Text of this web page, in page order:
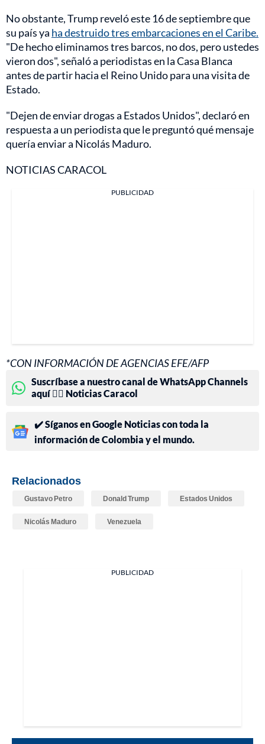
No obstante, Trump reveló este 16 de septiembre que
su país ya ha destruido tres embarcaciones en el Caribe.
"De hecho eliminamos tres barcos, no dos, pero ustedes
vieron dos", señaló a periodistas en la Casa Blanca
antes de partir hacia el Reino Unido para una visita de
Estado.
"Dejen de enviar drogas a Estados Unidos", declaró en
respuesta a un periodista que le preguntó qué mensaje
quería enviar a Nicolás Maduro.
NOTICIAS CARACOL
PUBLICIDAD
*CON INFORMACIÓN DE AGENCIAS EFE/AFP
Suscríbase a nuestro canal de WhatsApp Channels
aquí 👉🏻 Noticias Caracol
✔️ Síganos en Google Noticias con toda la
información de Colombia y el mundo.
Relacionados
Gustavo Petro Donald Trump Estados Unidos
Nicolás Maduro Venezuela
PUBLICIDAD